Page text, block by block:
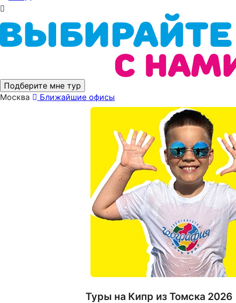
Подберите мне тур
Москва
Ближайшие офисы
Туры на Кипр из Томска 2026